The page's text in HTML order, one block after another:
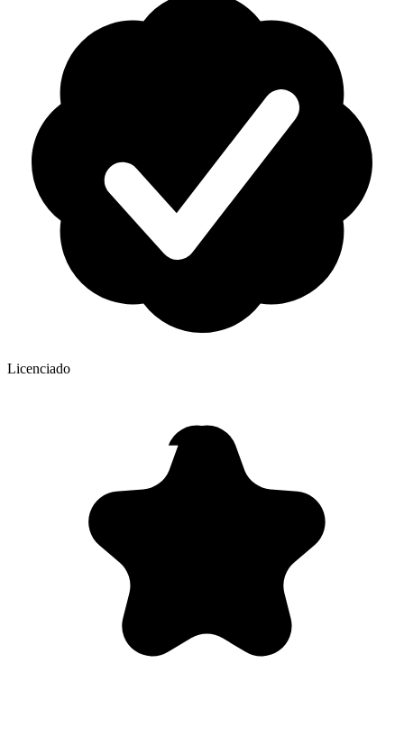
Licenciado